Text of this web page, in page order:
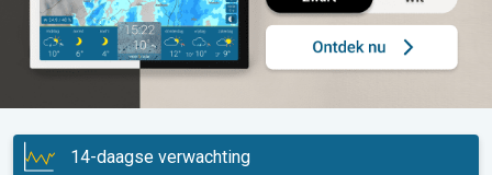
14-daagse verwachting